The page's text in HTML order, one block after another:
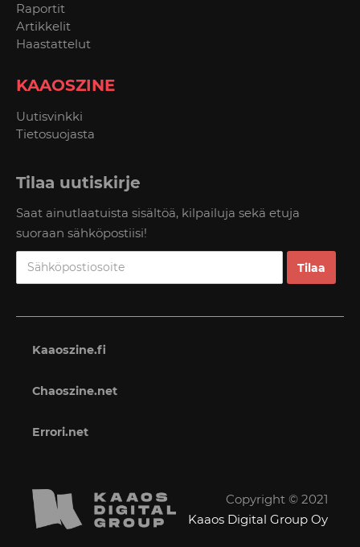
Raportit
Artikkelit
Haastattelut
KAAOSZINE
Uutisvinkki
Tietosuojasta
Tilaa uutiskirje
Saat ainutlaatuista sisältöä, kilpailuja sekä etuja
suoraan sähköpostiisi!
Kaaoszine.fi
Chaoszine.net
Errori.net
Copyright © 2021
Kaaos Digital Group Oy